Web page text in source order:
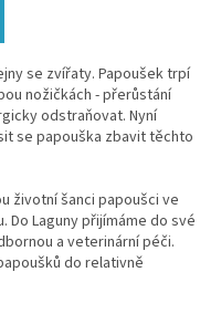
se zvířaty. Papoušek trpí
nožičkách - přerůstání
odstraňovat. Nyní
se papouška zbavit těchto
životní šanci papoušci ve
Laguny přijímáme do své
a veterinární péči.
do relativně